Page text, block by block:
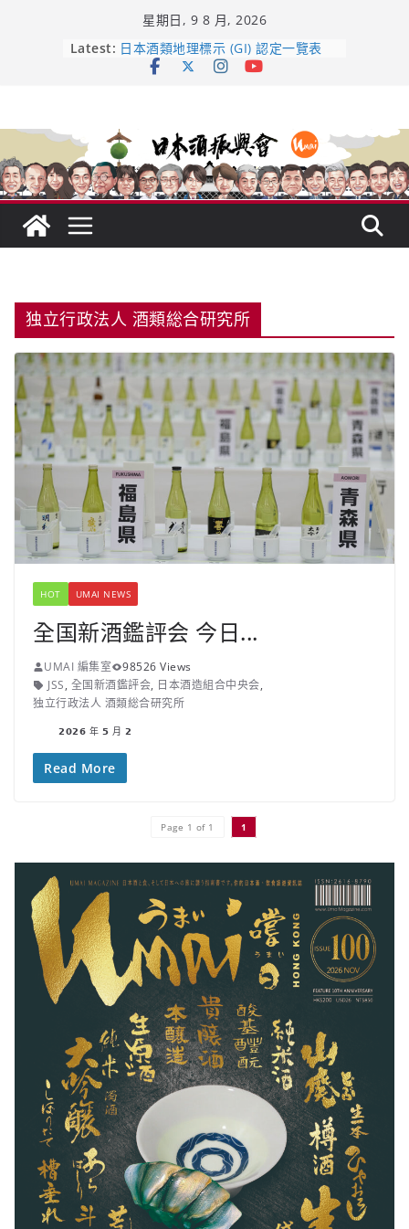
星期日, 9 8 月, 2026
Latest: 龜之井酒造：口說上手 – 山形純米大
吟釀的堅持與傳承 ～ くどき上手
響 𝟭𝟮 年 復活了!
【酒業商戰】130年老酒藏殺入股票
市場！梅乃宿上市背後的密碼
独立行政法人 酒類総合研究所
HOT UMAI NEWS
全国新酒鑑評会 今日...
UMAI 編集室
98526 Views
JSS, 全国新酒鑑評会, 日本酒造組合中央会,
独立行政法人 酒類総合研究所
𝟮𝟬𝟮𝟲 年 𝟱 月 𝟮
Read More
Page 1 of 1 1